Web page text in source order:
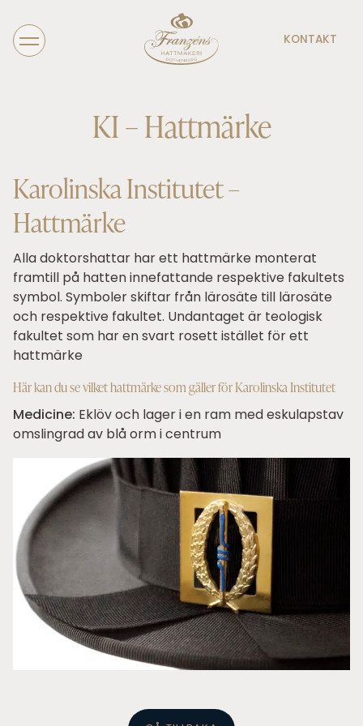
KONTAKT
KI – Hattmärke
Karolinska Institutet –
Hattmärke
Alla doktorshattar har ett hattmärke monterat
framtill på hatten innefattande respektive fakultets
symbol. Symboler skiftar från lärosäte till lärosäte
och respektive fakultet. Undantaget är teologisk
fakultet som har en svart rosett istället för ett
hattmärke
Här kan du se vilket hattmärke som gäller för Karolinska Institutet
Medicine: Eklöv och lager i en ram med eskulapstav
omslingrad av blå orm i centrum